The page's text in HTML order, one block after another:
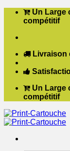
Passer Un Large
compétitif
Livraison
Un Large
compétitif